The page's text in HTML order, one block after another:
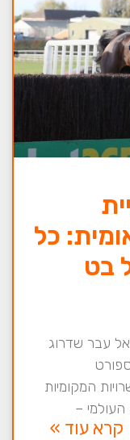
כל
בט
עבר שדרוג
המקומיות
–
קרא עוד »